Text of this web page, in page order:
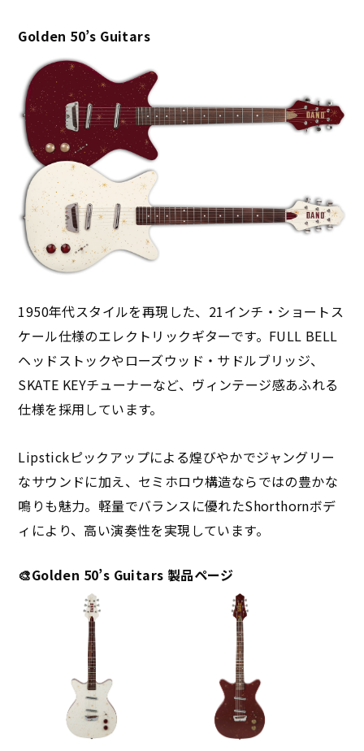
Golden 50’s Guitars
1950年代スタイルを再現した、21インチ・ショートス
ケール仕様のエレクトリックギターです。FULL BELL
ヘッドストックやローズウッド・サドルブリッジ、
SKATE KEYチューナーなど、ヴィンテージ感あふれる
仕様を採用しています。
Lipstickピックアップによる煌びやかでジャングリー
なサウンドに加え、セミホロウ構造ならではの豊かな
鳴りも魅力。軽量でバランスに優れたShorthornボデ
ィにより、高い演奏性を実現しています。
🎨Golden 50’s Guitars 製品ページ